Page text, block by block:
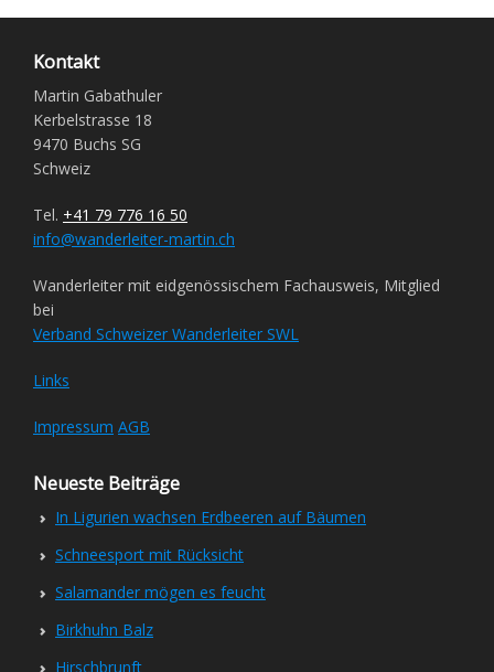
Kontakt
Martin Gabathuler
Kerbelstrasse 18
9470 Buchs SG
Schweiz
Tel. +41 79 776 16 50
info@wanderleiter-martin.ch
Wanderleiter mit eidgenössischem Fachausweis, Mitglied
bei
Verband Schweizer Wanderleiter SWL
Links
Impressum AGB
Neueste Beiträge
In Ligurien wachsen Erdbeeren auf Bäumen
Schneesport mit Rücksicht
Salamander mögen es feucht
Birkhuhn Balz
Hirschbrunft